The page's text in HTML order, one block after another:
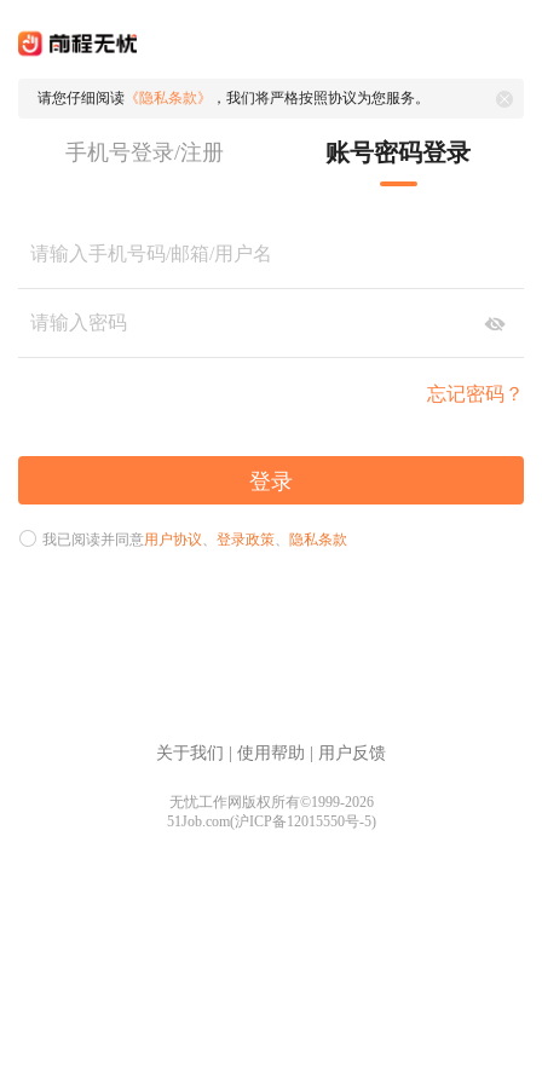
请您仔细阅读 《隐私条款》 ，我们将严格按照协议为您服务。
手机号登录/注册 账号密码登录
忘记密码？
登录
我已阅读并同意用户协议、 登录政策、 隐私条款
关于我们 使用帮助 用户反馈
无忧工作网版权所有©1999-2026
51Job.com(沪ICP备12015550号-5)